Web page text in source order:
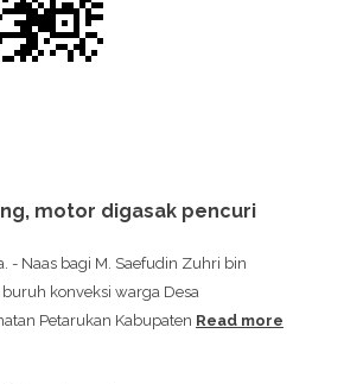
motor digasak pencuri
- Naas bagi M. Saefudin Zuhri bin
konveksi warga Desa
Petarukan Kabupaten Read more